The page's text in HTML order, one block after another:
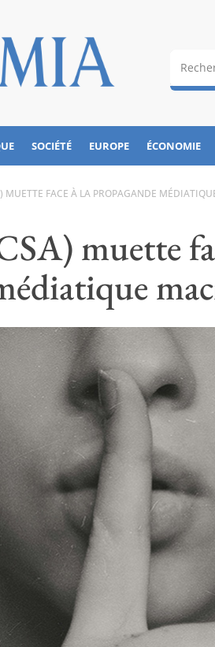
SOCIÉTÉ EUROPE ÉCONOMIE
MUETTE FACE À LA PROPAGANDE
muette